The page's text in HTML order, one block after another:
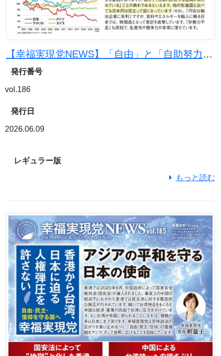
【幸福実現党NEWS】「自由」と「自助努力」で日本を豊かに
発行番号
vol.186
発行日
2026.06.09
レギュラー版
もっと読む